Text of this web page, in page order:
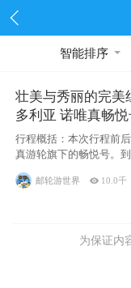
智能排序
壮美与秀丽的完美
多利亚 诺唯真畅
行程概括：本次行程前
真游轮旗下的畅悦号。
个州/省：美国华盛顿州
邮轮游世界  10.0千
为保证内